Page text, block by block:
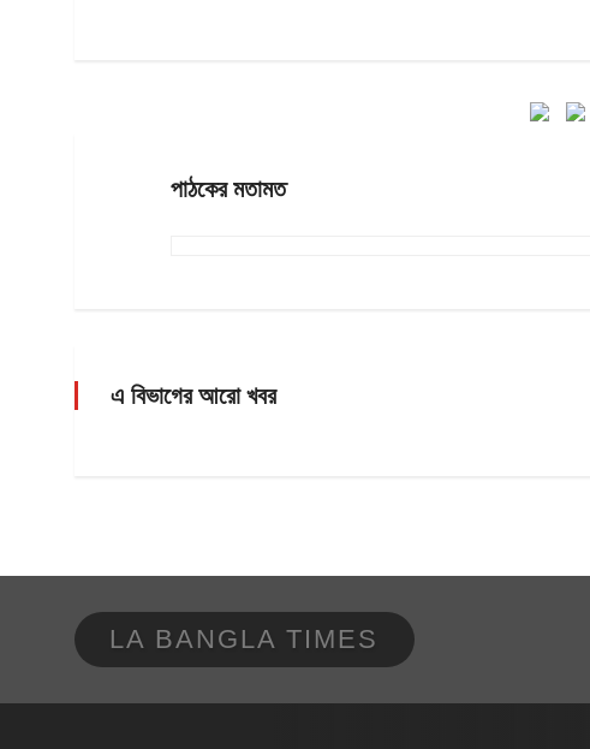
পাঠকের মতামত
এ বিভাগের আরো খবর
LA BANGLA TIMES